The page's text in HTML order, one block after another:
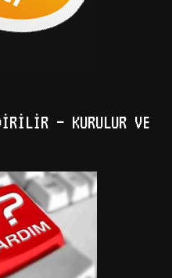
– KURULUR VE